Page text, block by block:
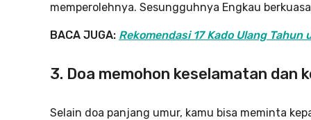
memperolehnya. Sesungguhnya Engkau
BACA JUGA: Rekomendasi 17 Kado Ulang
3. Doa memohon keselamatan dan
Selain doa panjang umur, kamu bisa meminta